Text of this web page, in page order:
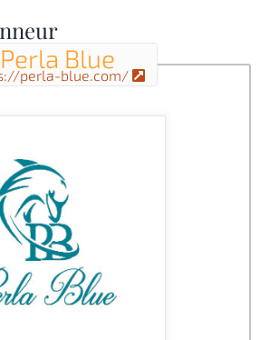
Perla Blue
perla-blue.com/